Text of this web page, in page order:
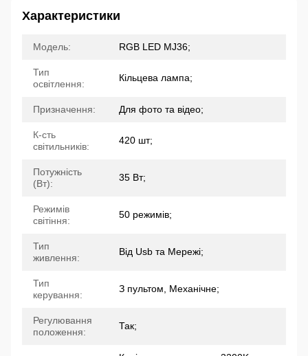
Характеристики
Модель: RGB LED MJ36;
Тип
освітлення:
Кільцева лампа;
Призначення: Для фото та відео;
К-сть
світильників:
420 шт;
Потужність
(Вт):
35 Вт;
Режимів
світіння:
50 режимів;
Тип
живлення:
Від Usb та Мережі;
Тип
керування:
З пультом, Механічне;
Регулювання
положення:
Так;